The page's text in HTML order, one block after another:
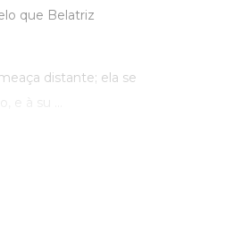
que Belatriz
distante; ela se
à su ...